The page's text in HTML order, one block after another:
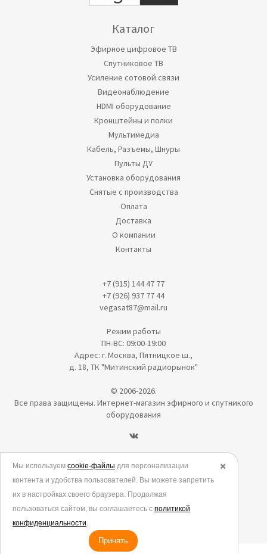
Каталог
Эфирное цифровое ТВ
Спутниковое ТВ
Усиление сотовой связи
Видеонаблюдение
HDMI оборудование
Кронштейны и полки
Мультимедиа
Кабель, Разъемы, Шнуры
Пульты ДУ
Установка оборудования
Снятые с производства
Оплата
Доставка
О компании
Контакты
+7 (915) 144 47 77
+7 (926) 937 77 44
vegasat87@mail.ru
Режим работы
ПН-ВС: 09:00-19:00
Адрес: г. Москва, Пятницкое ш.,
д. 18, ТК "Митинский радиорынок"
© 2006-2026.
Все права защищены. Интернет-магазин эфирного и спутникого
оборудования
Политика в отношении обработки персональных данных
Согласие на обработку персональных данных
Согласие на обработку данных метрическими программами
Политика использования cookies
✖️
Мы используем cookie-файлы для персонализации
контента и удобства пользователей. Вы можете запретить
их в настройках своего браузера. Продолжая
пользоваться сайтом, вы соглашаетесь с политикой
конфиденциальности.
Принять